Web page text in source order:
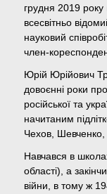
грудня 2019 року
всесвітньо
науковий
член-
Юрій Юрійович
довоєнні роки
російської та
начитаним
Чехов,
Навчався в
області), а
війни, в тому ж